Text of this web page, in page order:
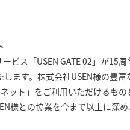
ビス「USEN GATE 02」が15
ます。株式会社USEN様の豊
ット」をご利用いただけるも
様との協業を今まで以上に深